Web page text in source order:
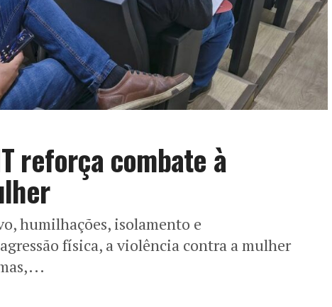
reforça combate à
humilhações, isolamento e
física, a violência contra a mulher